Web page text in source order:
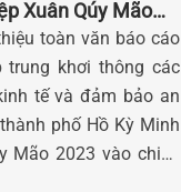
Xuân Qúy Mão
toàn văn báo cáo
trung khơi thông các
tế và đảm bảo an
phố Hồ Kỳ Minh
Mão 2023 vào chiều